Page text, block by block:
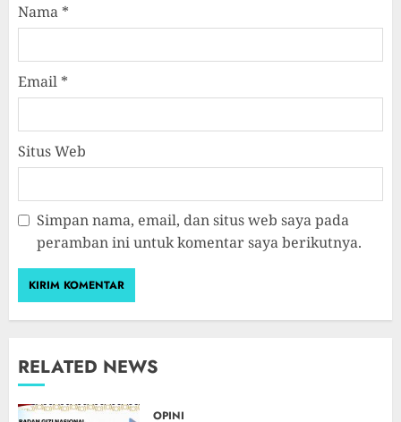
Nama *
Email *
Situs Web
Simpan nama, email, dan situs web saya pada
peramban ini untuk komentar saya berikutnya.
RELATED NEWS
OPINI